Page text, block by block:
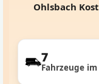
Ohlsbach
7
Fahrzeuge